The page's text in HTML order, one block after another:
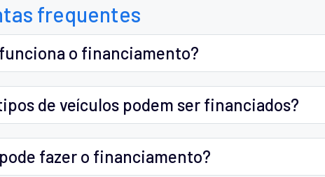
frequentes
o financiamento?
de veículos podem ser financiados?
fazer o financiamento?